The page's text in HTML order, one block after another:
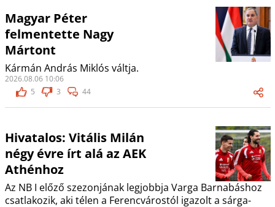
Magyar Péter
felmentette Nagy
Mártont
Kármán András Miklós váltja.
2026.08.06 10:06
5
3 44
Hivatalos: Vitális Milán
négy évre írt alá az AEK
Athénhoz
Az NB I előző szezonjának legjobbja Varga Barnabáshoz
csatlakozik, aki télen a Ferencvárostól igazolt a sárga-